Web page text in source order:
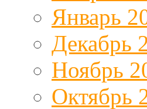
Январь
Декабрь
Ноябрь
Октябрь